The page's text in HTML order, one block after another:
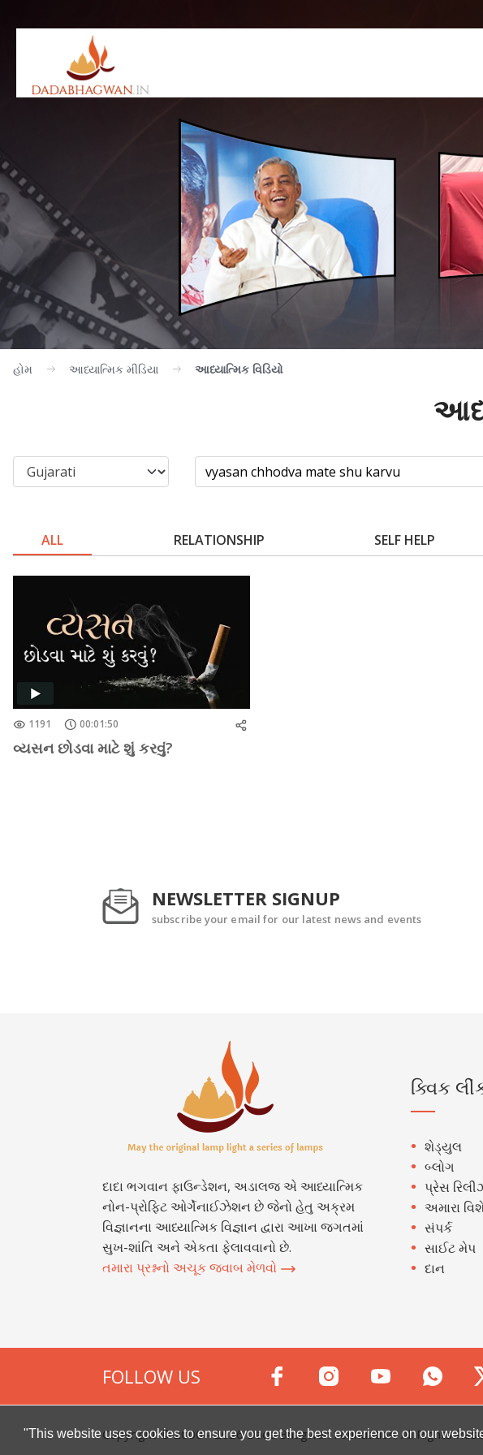
"This website uses cookies to ensure you get the best experience on our
હોમ આધ્યાત્મિક મીડિયા આધ્યાત્મિક વિડિયો
ALL RELATIONSHIP SELF HELP
1191 00:01:50
વ્યસન છોડવા માટે શું કરવું?
NEWSLETTER SIGNUP
subscribe your email for our latest news and events
દાદા ભગવાન ફાઉન્ડેશન, અડાલજ એ આધ્યાત્મિક
નોન-પ્રોફિટ ઓર્ગેનાઈઝેશન છે જેનો હેતુ અક્રમ
વિજ્ઞાનના આધ્યાત્મિક વિજ્ઞાન દ્વારા આખા જગતમાં
સુખ-શાંતિ અને એકતા ફેલાવવાનો છે.
તમારા પ્રશ્નનો અચૂક જવાબ મેળવો
ક્વિક
શેડ્યુલ
બ્લોગ
પ્રેસ
અમારા
સંપર્ક
સાઈટ મેપ
દાન
FOLLOW US
Copyright © 2000 -2026Dada Bhagwan Foundation. All Rights